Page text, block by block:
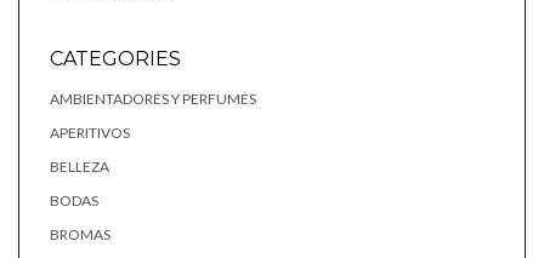
CATEGORIES
AMBIENTADORES Y PERFUMES
APERITIVOS
BELLEZA
BODAS
BROMAS